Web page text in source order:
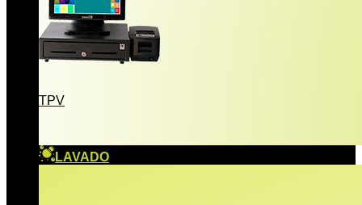
TPV
LAVADO